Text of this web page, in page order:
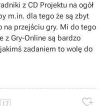
z CD Projektu na ogół
m.in. dla tego że są zbyt
na przejściu gry. Mi do tego
z Gry-Online są bardzo
zadaniem to wolę do
17 